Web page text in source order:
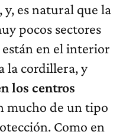
y, es natural que la
pocos sectores
en el interior
la cordillera, y
los centros
mucho de un tipo
Como en